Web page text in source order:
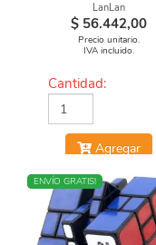
LanLan
$ 56.442,00
Precio unitario.
IVA incluido.
Cantidad:
Agregar
NUEVO
ENVÍO GRATIS!